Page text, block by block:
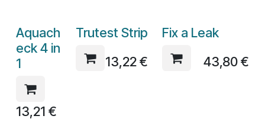
Aquach
eck 4 in
1
13,21 €
Trutest Strip
13,22€
Fix a Leak
43,80€